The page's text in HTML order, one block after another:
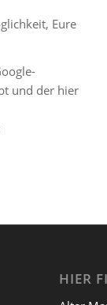
Eure
und der hier
HIER